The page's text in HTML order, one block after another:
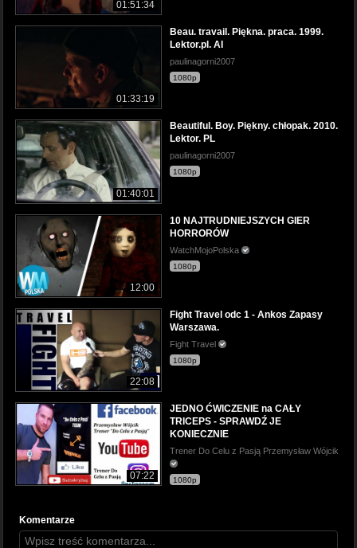
01:51:34
01:33:19
Beau. travail. Piękna. praca. 1999.
Lektor.pl. AI
paulinagorni2007
1080p
01:40:01
Beautiful. Boy. Piękny. chłopak. 2010.
Lektor. PL
paulinagorni2007
1080p
12:00
10 NAJTRUDNIEJSZYCH GIER
HORRORÓW
WatchMojoPolska
1080p
22:08
Fight Travel odc 1 - Ankos Zapasy
Warszawa.
Fight Travel
1080p
07:22
JEDNO ĆWICZENIE na CAŁY
TRICEPS - SPRAWDŹ JE
KONIECZNIE
Trener Do Celu z Pasją Przemysław Wójcik
1080p
Komentarze